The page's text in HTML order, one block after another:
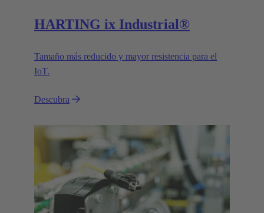
HARTING ix Industrial®
Tamaño más reducido y mayor resistencia para el
IoT.
Descubra